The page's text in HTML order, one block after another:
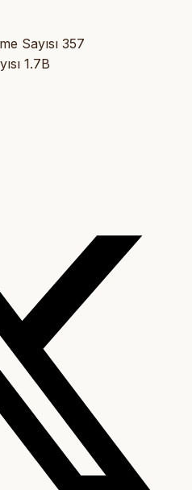
Sayısı 357
1.7B